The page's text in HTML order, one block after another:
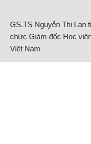
GS.TS Nguyễn Thị Lan
chức Giám đốc Học
Việt Nam